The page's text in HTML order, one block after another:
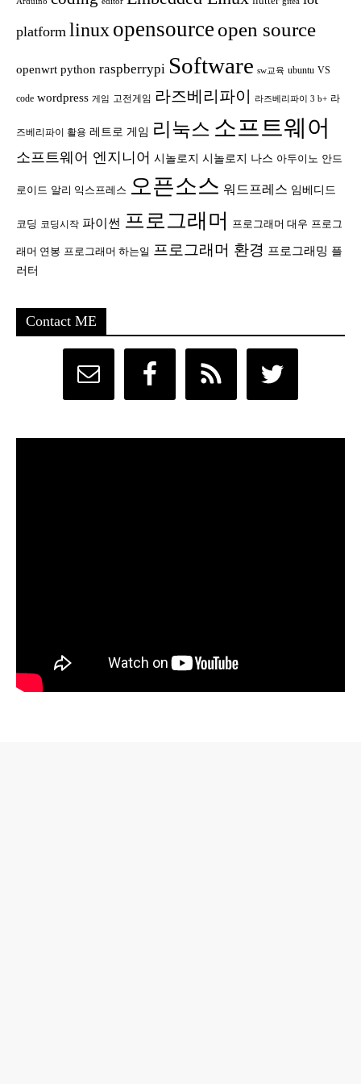
platform linux opensource open source
openwrt python raspberrypi Software sw교육 ubuntu VS
code wordpress 게임 고전게임 라즈베리파이 라즈베리파이 3 b+ 라
즈베리파이 활용 레트로 게임 리눅스 소프트웨어
소프트웨어 엔지니어 시놀로지 시놀로지 나스 아두이노 안드
로이드 알리 익스프레스 오픈소스 워드프레스 임베디드
코딩 코딩시작 파이썬 프로그래머 프로그래머 대우 프로그
래머 연봉 프로그래머 하는일 프로그래머 환경 프로그래밍 플
러터
Contact ME